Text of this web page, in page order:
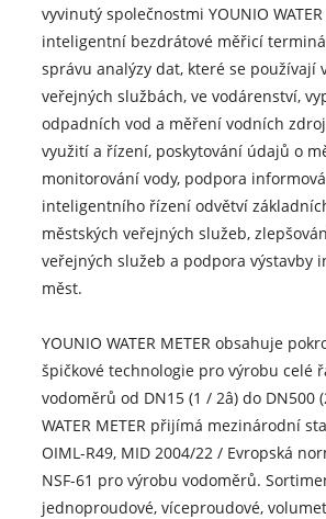
vyvinutý společnostmi YOUNIO WATER
inteligentní bezdrátové měřicí
správu analýzy dat, které se používají
veřejných službách, ve vodárenství,
odpadních vod a měření vodních
využití a řízení, poskytování údajů o
monitorování vody, podpora
inteligentního řízení odvětví
městských veřejných služeb,
veřejných služeb a podpora výstavby
měst.
YOUNIO WATER METER obsahuje
špičkové technologie pro výrobu celé
vodoměrů od DN15 (1 / 2â) do DN500
WATER METER přijímá mezinárodní
OIML-R49, MID 2004/22 / Evropská
NSF-61 pro výrobu vodoměrů.
jednoproudové, víceproudové,